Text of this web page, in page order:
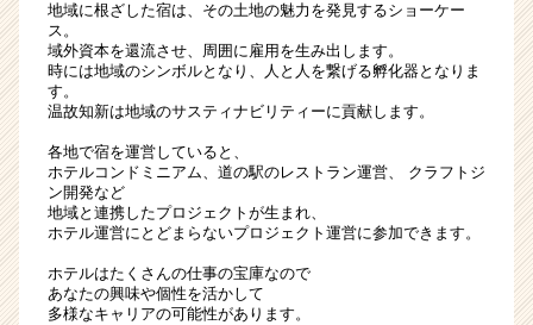
地域に根ざした宿は、その土地の魅力を発見するショーケー
ス。
域外資本を還流させ、周囲に雇用を生み出します。
時には地域のシンボルとなり、人と人を繋げる孵化器となりま
す。
温故知新は地域のサスティナビリティーに貢献します。
各地で宿を運営していると、
ホテルコンドミニアム、道の駅のレストラン運営、 クラフトジ
ン開発など
地域と連携したプロジェクトが生まれ、
ホテル運営にとどまらないプロジェクト運営に参加できます。
ホテルはたくさんの仕事の宝庫なので
あなたの興味や個性を活かして
多様なキャリアの可能性があります。